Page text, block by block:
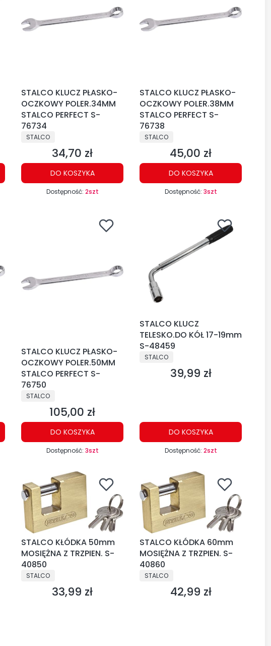
STALCO KLUCZ PŁASKO-
OCZKOWY POLER.34MM
STALCO PERFECT S-
76734
PRODUCENT
STALCO
Cena
34,70 zł
DO KOSZYKA
Dostępność: 2szt
STALCO KLUCZ PŁASKO-
OCZKOWY POLER.38MM
STALCO PERFECT S-
76738
PRODUCENT
STALCO
Cena
45,00 zł
DO KOSZYKA
Dostępność: 3szt
STALCO KLUCZ PŁASKO-
OCZKOWY POLER.50MM
STALCO PERFECT S-
76750
PRODUCENT
STALCO
Cena
105,00 zł
DO KOSZYKA
Dostępność: 3szt
STALCO KLUCZ
TELESKO.DO KÓŁ 17-19mm
S-48459
PRODUCENT
STALCO
Cena
39,99 zł
DO KOSZYKA
Dostępność: 2szt
STALCO KŁÓDKA 50mm
MOSIĘŻNA Z TRZPIEN. S-
40850
PRODUCENT
STALCO
Cena
33,99 zł
STALCO KŁÓDKA 60mm
MOSIĘŻNA Z TRZPIEN. S-
40860
PRODUCENT
STALCO
Cena
42,99 zł